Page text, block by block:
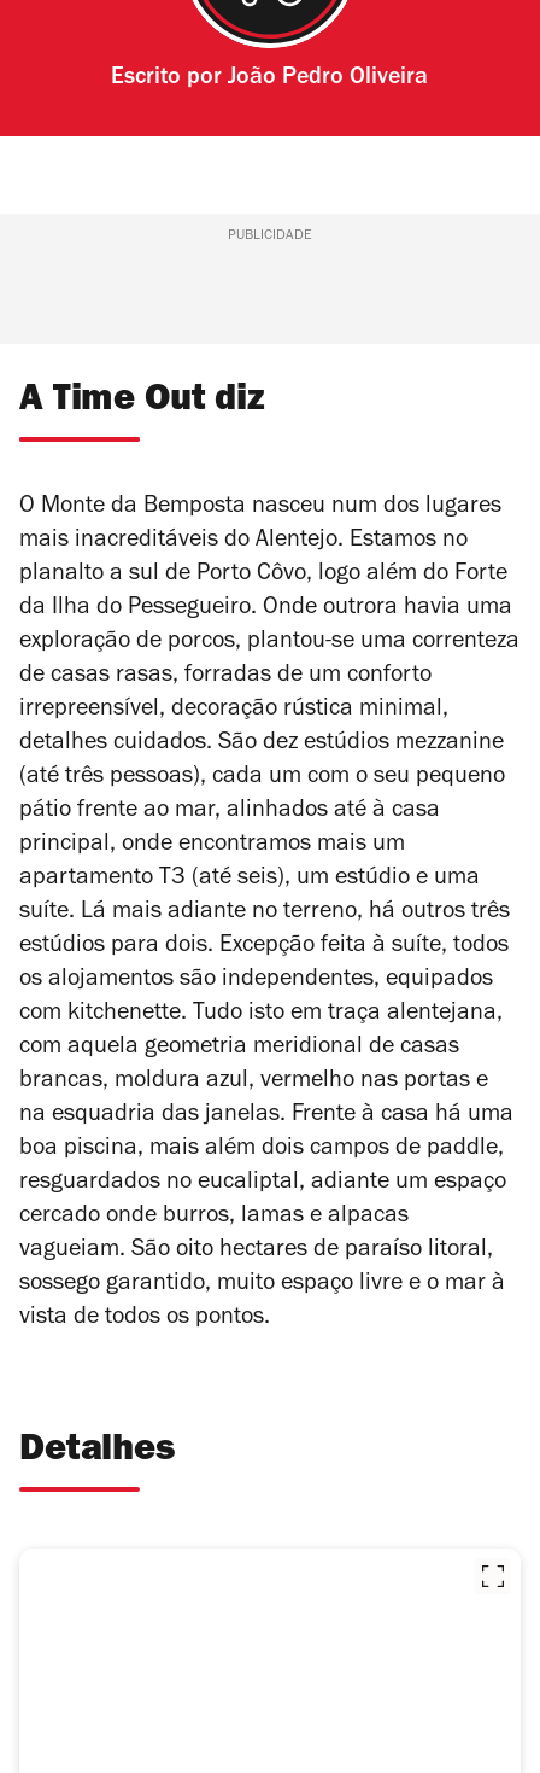
Escrito porJoão Pedro Oliveira
PUBLICIDADE
A Time Out diz
O Monte da Bemposta nasceu num dos lugares
mais inacreditáveis do Alentejo. Estamos no
planalto a sul de Porto Côvo, logo além do Forte
da Ilha do Pessegueiro. Onde outrora havia uma
exploração de porcos, plantou-se uma correnteza
de casas rasas, forradas de um conforto
irrepreensível, decoração rústica minimal,
detalhes cuidados. São dez estúdios mezzanine
(até três pessoas), cada um com o seu pequeno
pátio frente ao mar, alinhados até à casa
principal, onde encontramos mais um
apartamento T3 (até seis), um estúdio e uma
suíte. Lá mais adiante no terreno, há outros três
estúdios para dois. Excepção feita à suíte, todos
os alojamentos são independentes, equipados
com kitchenette. Tudo isto em traça alentejana,
com aquela geometria meridional de casas
brancas, moldura azul, vermelho nas portas e
na esquadria das janelas. Frente à casa há uma
boa piscina, mais além dois campos de paddle,
resguardados no eucaliptal, adiante um espaço
cercado onde burros, lamas e alpacas
vagueiam. São oito hectares de paraíso litoral,
sossego garantido, muito espaço livre e o mar à
vista de todos os pontos.
Detalhes